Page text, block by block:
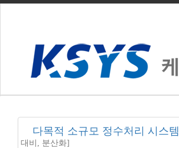
다목적 소규모 정수처리 시스템
대비, 분산화]